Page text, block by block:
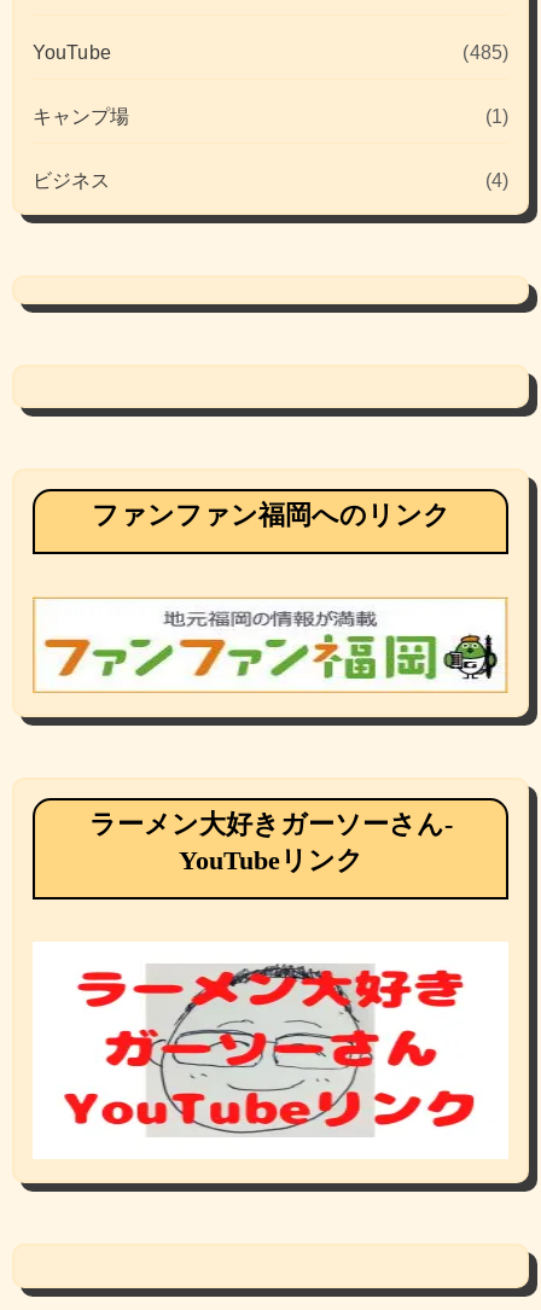
YouTube (485)
キャンプ場 (1)
ビジネス (4)
ファンファン福岡へのリンク
ラーメン大好きガーソーさん-
YouTubeリンク